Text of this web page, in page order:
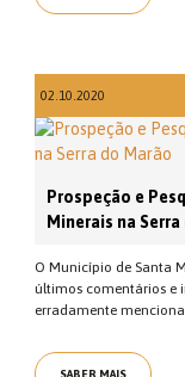
02.10.2020
Prospeção e
Minerais na
O Município de Santa
últimos comentários e
erradamente
SABER MAIS